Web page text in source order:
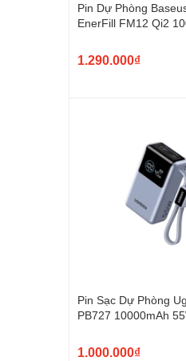
Pin Dự Phòng
EnerFill FM12 Qi2
1.290.000₫
Pin Sạc Dự Phòng
PB727 10000mAh
1.000.000₫